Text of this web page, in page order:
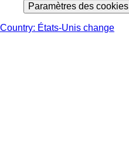
Paramètres des cookies
Country: États-Unis change